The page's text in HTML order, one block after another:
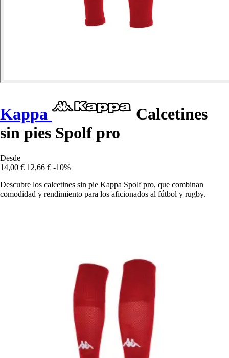
Kappa
Calcetines
sin pies Spolf pro
Desde
14,00 € 12,66 € -10%
Descubre los calcetines sin pie Kappa Spolf pro, que combinan
comodidad y rendimiento para los aficionados al fútbol y rugby.